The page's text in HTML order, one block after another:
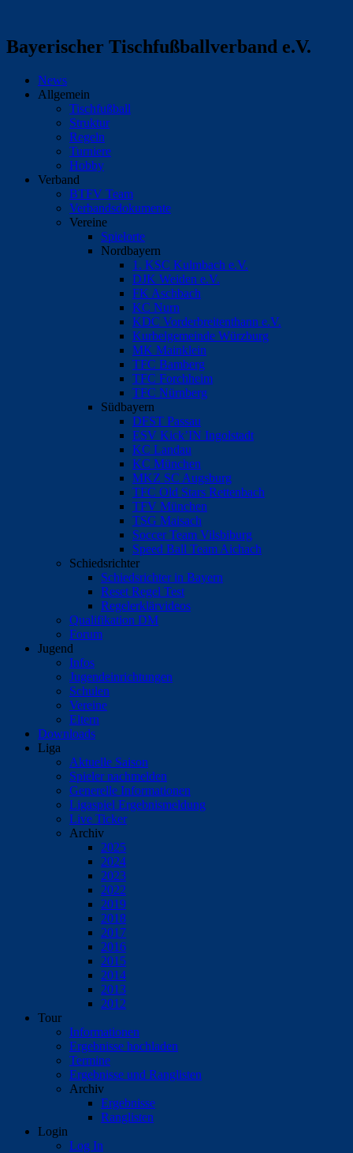
Bayerischer Tischfußballverband e.V.
News
Allgemein
Tischfußball
Struktur
Regeln
Turniere
Hobby
Verband
BTFV Team
Verbandsdokumente
Vereine
Spielorte
Nordbayern
1. KSC Kulmbach e.V.
DJK Weiden e.V.
FK Aschbach
KC Nurn
KDC Vorderbreitenthann e.V.
Kurbelgemeinde Würzburg
MK Mainklein
TFC Bamberg
TFC Forchheim
TFC Nürnberg
Südbayern
DFST Passau
ESV Kick’IN Ingolstadt
KC Landau
KC München
MKZ SC Augsburg
TFC Old Stars Rettenbach
TFV München
TSG Maisach
Soccer Team Vilsbiburg
Speed Ball Team Aichach
Schiedsrichter
Schiedsrichter in Bayern
Reset Regel Test
Regelerklärvideos
Qualifikation DM
Forum
Jugend
Infos
Jugendeinrichtungen
Schulen
Vereine
Eltern
Downloads
Liga
Aktuelle Saison
Spieler nachmelden
Generelle Informationen
Ligaspiel Ergebnismeldung
Live Ticker
Archiv
2025
2024
2023
2022
2019
2018
2017
2016
2015
2014
2013
2012
Tour
Informationen
Ergebnisse hochladen
Termine
Ergebnisse und Ranglisten
Archiv
Ergebnisse
Ranglisten
Login
Log In